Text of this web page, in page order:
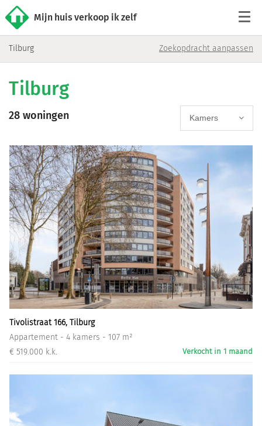
Mijn huis verkoop ik zelf
Reviews
Contact
Verkoop starten
Informatiegesprek
Inloggen
Tilburg Zoekopdracht aanpassen
Tilburg
28 woningen Kamers
Tivolistraat 166, Tilburg
Appartement - 4 kamers - 107 m²
€ 519.000 k.k.
Verkocht in 1 maand